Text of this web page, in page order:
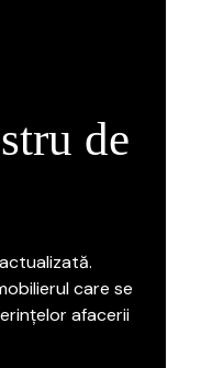
de
care se
afacerii